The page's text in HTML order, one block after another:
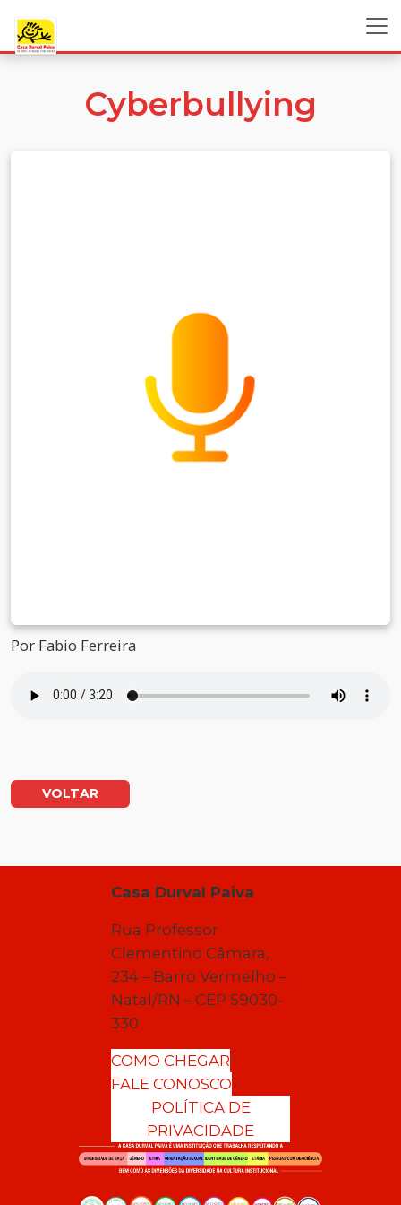
Cyberbullying
Por Fabio Ferreira
VOLTAR
Casa Durval Paiva
Rua Professor
Clementino Câmara,
234 – Barro Vermelho –
Natal/RN – CEP 59030-
330
COMO CHEGAR
FALE CONOSCO
POLÍTICA DE
PRIVACIDADE